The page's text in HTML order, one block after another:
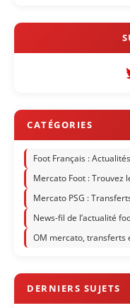
Foot Français :
Mercato Foot : Trouvez
Mercato PSG :
News-fil de l’actualité
OM mercato, transferts